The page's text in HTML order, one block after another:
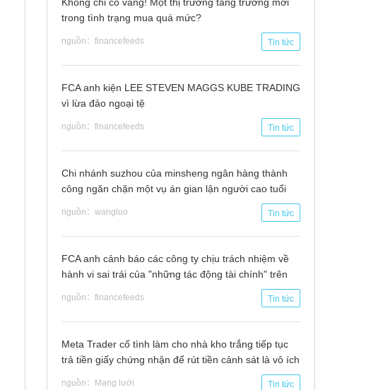
trong tình trạng mua quá mức?
nguồn：financefeeds Tin tức
FCA anh kiện LEE STEVEN MAGGS KUBE TRADING
vì lừa đảo ngoại tệ
nguồn：financefeeds Tin tức
Chi nhánh suzhou của minsheng ngân hàng thành
công ngăn chặn một vụ án gian lận người cao tuổi
nguồn：wangluo Tin tức
FCA anh cảnh báo các công ty chịu trách nhiệm về
hành vi sai trái của "những tác động tài chính" trên
nguồn：financefeeds Tin tức
Meta Trader cố tình làm cho nhà kho trắng tiếp tục
trả tiền giấy chứng nhận để rút tiền cảnh sát là vô ích
nguồn：Mạng lưới Tin tức